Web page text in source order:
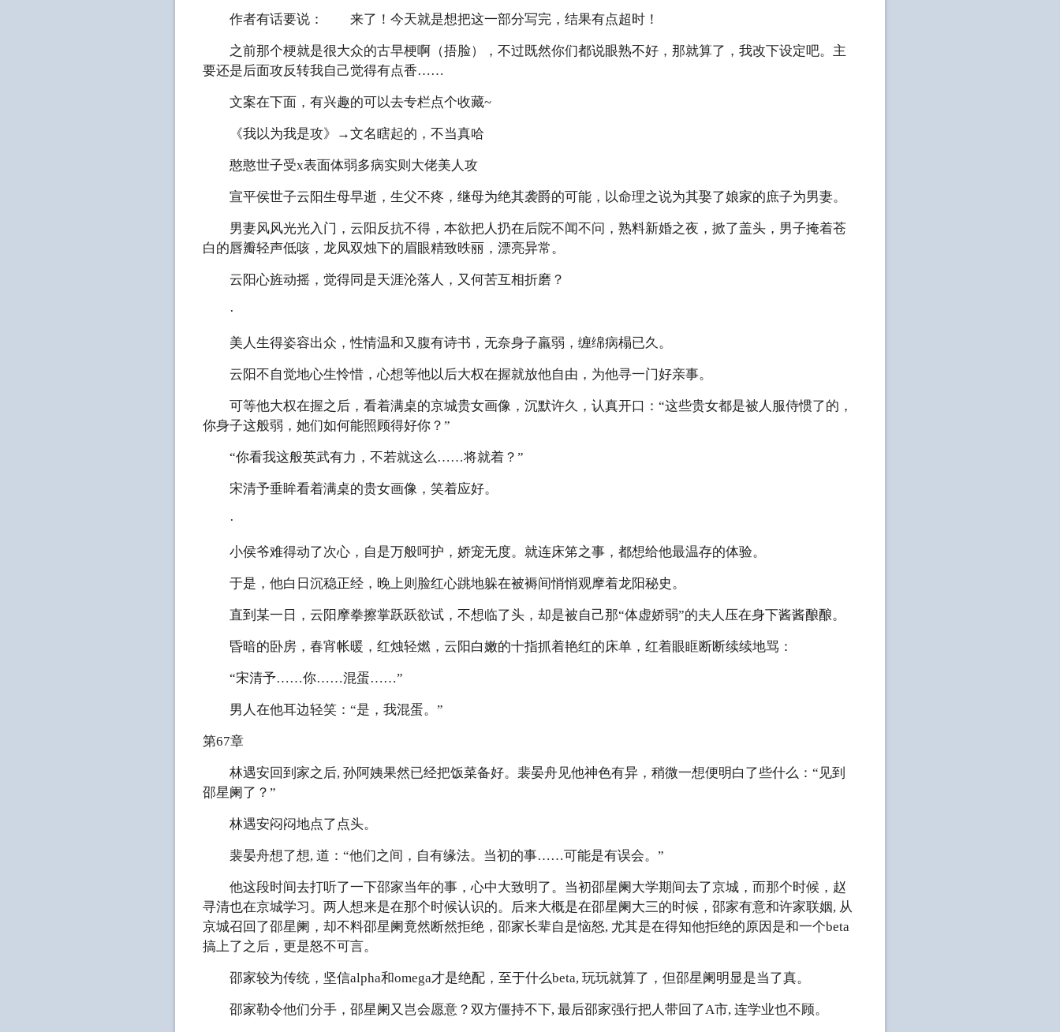
作者有话要说： 来了！今天就是想把这一部分写完，结果有点超时！
之前那个梗就是很大众的古早梗啊（捂脸），不过既然你们都说眼熟不好，那就算了，我改下设定吧。主
要还是后面攻反转我自己觉得有点香……
文案在下面，有兴趣的可以去专栏点个收藏~
《我以为我是攻》→文名瞎起的，不当真哈
憨憨世子受x表面体弱多病实则大佬美人攻
宣平侯世子云阳生母早逝，生父不疼，继母为绝其袭爵的可能，以命理之说为其娶了娘家的庶子为男妻。
男妻风风光光入门，云阳反抗不得，本欲把人扔在后院不闻不问，熟料新婚之夜，掀了盖头，男子掩着苍
白的唇瓣轻声低咳，龙凤双烛下的眉眼精致昳丽，漂亮异常。
云阳心旌动摇，觉得同是天涯沦落人，又何苦互相折磨？
·
美人生得姿容出众，性情温和又腹有诗书，无奈身子羸弱，缠绵病榻已久。
云阳不自觉地心生怜惜，心想等他以后大权在握就放他自由，为他寻一门好亲事。
可等他大权在握之后，看着满桌的京城贵女画像，沉默许久，认真开口：“这些贵女都是被人服侍惯了的，
你身子这般弱，她们如何能照顾得好你？”
“你看我这般英武有力，不若就这么……将就着？”
宋清予垂眸看着满桌的贵女画像，笑着应好。
·
小侯爷难得动了次心，自是万般呵护，娇宠无度。就连床笫之事，都想给他最温存的体验。
于是，他白日沉稳正经，晚上则脸红心跳地躲在被褥间悄悄观摩着龙阳秘史。
直到某一日，云阳摩拳擦掌跃跃欲试，不想临了头，却是被自己那“体虚娇弱”的夫人压在身下酱酱酿酿。
昏暗的卧房，春宵帐暖，红烛轻燃，云阳白嫩的十指抓着艳红的床单，红着眼眶断断续续地骂：
“宋清予……你……混蛋……”
男人在他耳边轻笑：“是，我混蛋。”
第67章
林遇安回到家之后, 孙阿姨果然已经把饭菜备好。裴晏舟见他神色有异，稍微一想便明白了些什么：“见到
邵星阑了？”
林遇安闷闷地点了点头。
裴晏舟想了想, 道：“他们之间，自有缘法。当初的事……可能是有误会。”
他这段时间去打听了一下邵家当年的事，心中大致明了。当初邵星阑大学期间去了京城，而那个时候，赵
寻清也在京城学习。两人想来是在那个时候认识的。后来大概是在邵星阑大三的时候，邵家有意和许家联姻, 从
京城召回了邵星阑，却不料邵星阑竟然断然拒绝，邵家长辈自是恼怒, 尤其是在得知他拒绝的原因是和一个beta
搞上了之后，更是怒不可言。
邵家较为传统，坚信alpha和omega才是绝配，至于什么beta, 玩玩就算了，但邵星阑明显是当了真。
邵家勒令他们分手，邵星阑又岂会愿意？双方僵持不下, 最后邵家强行把人带回了A市, 连学业也不顾。